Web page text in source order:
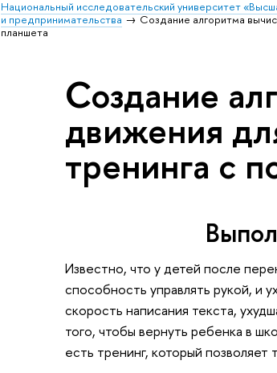
Национальный исследовательский университет
и предпринимательства
Создание алгоритма
планшета
Создание
движения
тренинга с
Известно, что у детей после
способность управлять рукой, и
скорость написания текста,
того, чтобы вернуть ребенка в
есть тренинг, который